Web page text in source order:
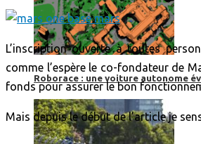
Roborace : une voiture autonome
L’inscription ouverte à toutes
comme l’espère le co-fondateur de
fonds pour assurer le bon
Mais depuis le début de l’article je